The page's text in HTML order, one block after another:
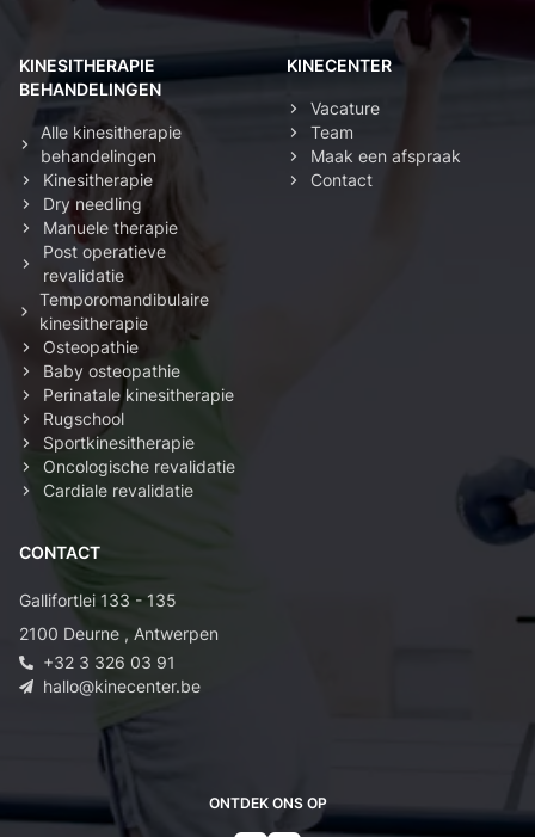
ONTDEK ONS OP
KINESITHERAPIE
BEHANDELINGEN
Alle kinesitherapie
behandelingen
Kinesitherapie
Dry needling
Manuele therapie
Post operatieve
revalidatie
Temporomandibulaire
kinesitherapie
Osteopathie
Baby osteopathie
Perinatale kinesitherapie
Rugschool
Sportkinesitherapie
Oncologische revalidatie
Cardiale revalidatie
KINECENTER
Vacature
Team
Maak een afspraak
Contact
CONTACT
Gallifortlei 133 - 135
2100 Deurne , Antwerpen
+32 3 326 03 91
hallo@kinecenter.be